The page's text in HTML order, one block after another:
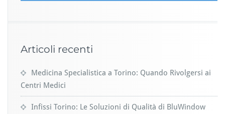
Articoli recenti
Medicina Specialistica a Torino: Quando Rivolgersi ai
Centri Medici
Infissi Torino: Le Soluzioni di Qualità di BluWindow